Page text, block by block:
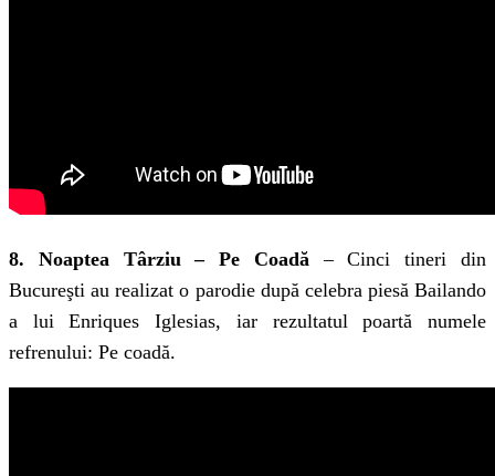
8. Noaptea Târziu – Pe Coadă – Cinci tineri din
Bucureşti au realizat o parodie după celebra piesă Bailando
a lui Enriques Iglesias, iar rezultatul poartă numele
refrenului: Pe coadă.